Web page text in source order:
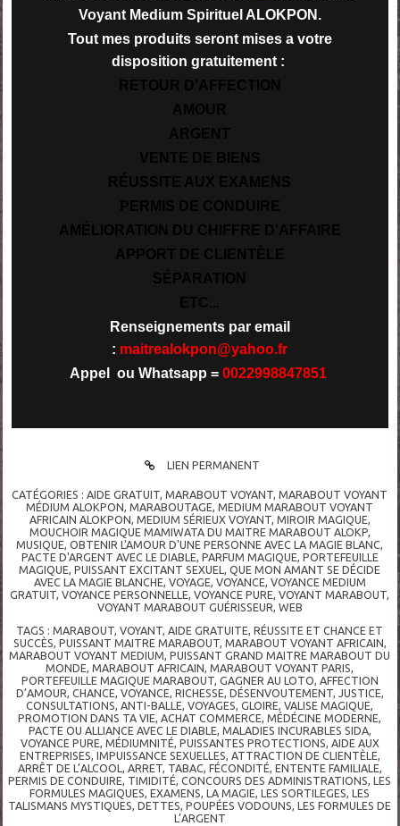
Voyant Medium Spirituel ALOKPON.
Tout mes produits seront mises a votre
disposition gratuitement :
Renseignements par email
: maitrealokpon@yahoo.fr
Appel ou Whatsapp = 0022998847851
LIEN PERMANENT
CATÉGORIES :AIDE GRATUIT,MARABOUT VOYANT,MARABOUT VOYANT
MÉDIUM ALOKPON,MARABOUTAGE,MEDIUM MARABOUT VOYANT
AFRICAIN ALOKPON, MEDIUM SÉRIEUX VOYANT, MIROIR MAGIQUE,
MOUCHOIR MAGIQUE MAMIWATA DU MAITRE MARABOUT ALOKP,
MUSIQUE,OBTENIR L'AMOUR D'UNE PERSONNE AVEC LA MAGIE BLANC,
PACTE D'ARGENT AVEC LE DIABLE, PARFUM MAGIQUE, PORTEFEUILLE
MAGIQUE,PUISSANT EXCITANT SEXUEL,QUE MON AMANT SE DÉCIDE
AVEC LA MAGIE BLANCHE, VOYAGE, VOYANCE, VOYANCE MEDIUM
GRATUIT,VOYANCE PERSONNELLE,VOYANCE PURE,VOYANT MARABOUT,
VOYANT MARABOUT GUÉRISSEUR, WEB
TAGS :MARABOUT,VOYANT,AIDE GRATUITE,RÉUSSITE ET CHANCE ET
SUCCÈS, PUISSANT MAITRE MARABOUT, MARABOUT VOYANT AFRICAIN,
MARABOUT VOYANT MEDIUM,PUISSANT GRAND MAITRE MARABOUT DU
MONDE,MARABOUT AFRICAIN,MARABOUT VOYANT PARIS,
PORTEFEUILLE MAGIQUE MARABOUT, GAGNER AU LOTO, AFFECTION
D’AMOUR, CHANCE, VOYANCE, RICHESSE, DÉSENVOUTEMENT, JUSTICE,
CONSULTATIONS,ANTI-BALLE,VOYAGES,GLOIRE,VALISE MAGIQUE,
PROMOTION DANS TA VIE,ACHAT COMMERCE,MÉDÉCINE MODERNE,
PACTE OU ALLIANCE AVEC LE DIABLE, MALADIES INCURABLES SIDA,
VOYANCE PURE, MÉDIUMNITÉ, PUISSANTES PROTECTIONS, AIDE AUX
ENTREPRISES, IMPUISSANCE SEXUELLES, ATTRACTION DE CLIENTÈLE,
ARRÊT DE L’ALCOOL , ARRET, TABAC, FÉCONDITÉ, ENTENTE FAMILIALE,
PERMIS DE CONDUIRE, TIMIDITÉ,CONCOURS DES ADMINISTRATIONS,LES
FORMULES MAGIQUES,EXAMENS,LA MAGIE,LES SORTILEGES,LES
TALISMANS MYSTIQUES,DETTES,POUPÉES VODOUNS,LES FORMULES DE
L’ARGENT